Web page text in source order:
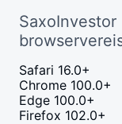
Safari 16.0+
Chrome 100.0+
Edge 100.0+
Firefox 102.0+